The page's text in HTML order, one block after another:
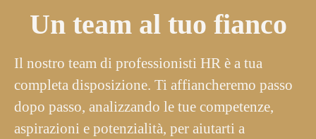
Un team al tuo fianco
Il nostro team di professionisti HR è a tua
completa disposizione. Ti affiancheremo passo
dopo passo, analizzando le tue competenze,
aspirazioni e potenzialità, per aiutarti a